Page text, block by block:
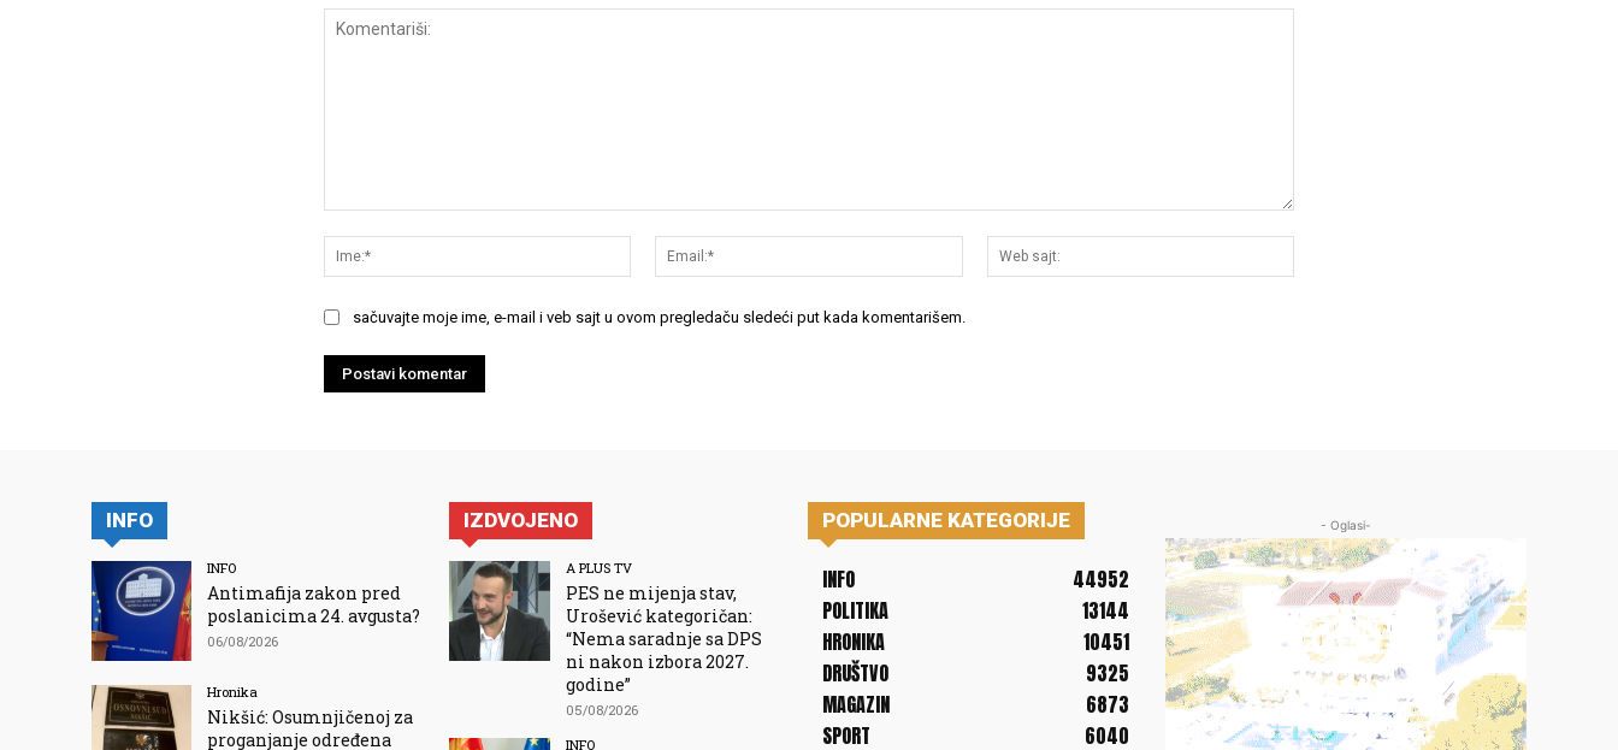
Ime:*
Email:*
sajt:
sačuvajte moje ime, e-mail i veb sajt u ovom pregledaču sledeći put kada komentarišem.
INFO
INFO
Antimafija zakon pred
poslanicima 24. avgusta?
06/08/2026
Hronika
Nikšić: Osumnjičenoj za
proganjanje određena
IZDVOJENO
A PLUS TV
PES ne mijenja stav,
Urošević kategoričan:
“Nema saradnje sa DPS
ni nakon izbora 2027.
godine”
05/08/2026
INFO
POPULARNE KATEGORIJE
INFO
44952
POLITIKA
13144
HRONIKA
10451
DRUŠTVO
9325
MAGAZIN
6873
SPORT
6040
- Oglasi-